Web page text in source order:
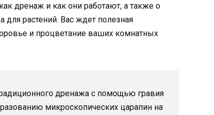
дренаж и как они работают, а также о
растений. Вас ждет полезная
и процветание ваших комнатных
дренажа с помощью гравия
микроскопических царапин на